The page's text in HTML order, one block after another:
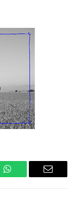
WhatsAppEmail